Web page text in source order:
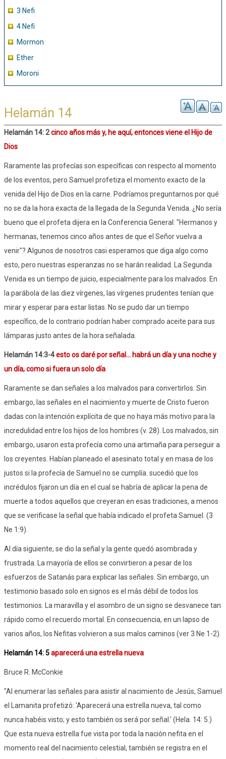
3 Nefi
4 Nefi
Mormon
Ether
Moroni
Helamán 14
Helamán 14: 2cinco años más y, he aquí, entonces viene el Hijo de
Dios
Raramente las profecías son específicas con respecto al momento
de los eventos, pero Samuel profetiza el momento exacto de la
venida del Hijo de Dios en la carne. Podríamos preguntarnos por qué
no se da la hora exacta de la llegada de la Segunda Venida. ¿No sería
bueno que el profeta dijera en la Conferencia General: "Hermanos y
hermanas, tenemos cinco años antes de que el Señor vuelva a
venir"? Algunos de nosotros casi esperamos que diga algo como
esto, pero nuestras esperanzas no se harán realidad. La Segunda
Venida es un tiempo de juicio, especialmente para los malvados. En
la parábola de las diez vírgenes, las vírgenes prudentes tenían que
mirar y esperar para estar listas. No se pudo dar un tiempo
específico, de lo contrario podrían haber comprado aceite para sus
lámparas justo antes de la hora señalada.
Helamán 14:3-4esto os daré por señal... habrá un día y una noche y
un día, como si fuera un solo día
Raramente se dan señales a los malvados para convertirlos. Sin
embargo, las señales en el nacimiento y muerte de Cristo fueron
dadas con la intención explícita de que no haya más motivo para la
incredulidad entre los hijos de los hombres (v. 28). Los malvados, sin
embargo, usaron esta profecía como una artimaña para perseguir a
los creyentes. Habían planeado el asesinato total y en masa de los
justos si la profecía de Samuel no se cumplía. sucedió que los
incrédulos fijaron un día en el cual se habría de aplicar la pena de
muerte a todos aquellos que creyeran en esas tradiciones, a menos
que se verificase la señal que había indicado el profeta Samuel. (3
Ne 1:9).
Al día siguiente, se dio la señal y la gente quedó asombrada y
frustrada. La mayoría de ellos se convirtieron a pesar de los
esfuerzos de Satanás para explicar las señales. Sin embargo, un
testimonio basado solo en signos es el más débil de todos los
testimonios. La maravilla y el asombro de un signo se desvanece tan
rápido como el recuerdo mortal. En consecuencia, en un lapso de
varios años, los Nefitas volvieron a sus malos caminos (ver 3 Ne 1-2).
Helamán 14: 5aparecerá una estrella nueva
Bruce R. McConkie
"Al enumerar las señales para asistir al nacimiento de Jesús, Samuel
el Lamanita profetizó: 'Aparecerá una estrella nueva, tal como
nunca habéis visto; y esto también os será por señal.' (Hela. 14: 5.)
Que esta nueva estrella fue vista por toda la nación nefita en el
momento real del nacimiento celestial, también se registra en el